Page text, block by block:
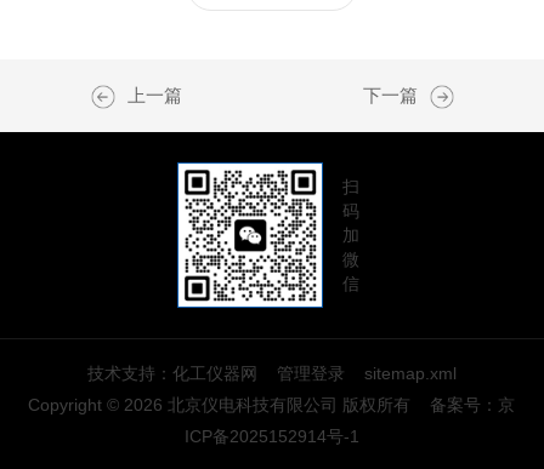
上一篇 下一篇
扫
码
加
微
信
技术支持： 化工仪器网 管理登录
sitemap.xml
Copyright © 2026 北京仪电科技有限公司 版权所有 备案号： 京
ICP备2025152914号-1